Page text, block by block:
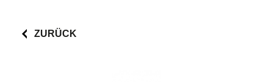
ZURÜCK